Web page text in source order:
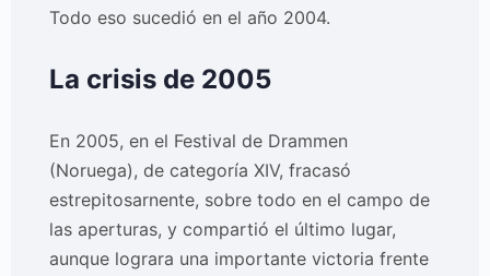
Todo eso sucedió en el año 2004.
La crisis de 2005
En 2005, en el Festival de Drammen
(Noruega), de categoría XIV, fracasó
estrepitosarnente, sobre todo en el campo de
las aperturas, y compartió el último lugar,
aunque lograra una importante victoria frente